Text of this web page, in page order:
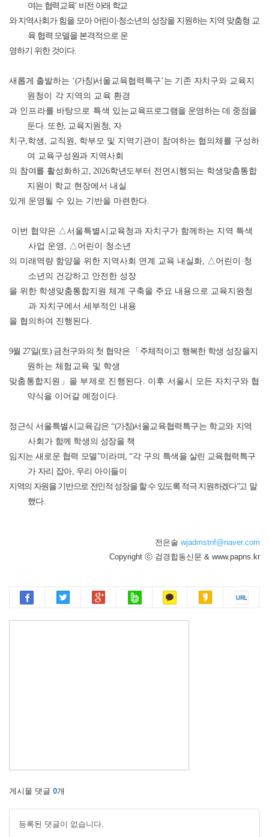
여는 협력교육’ 비전 아래 학교
와지역사회가 힘을 모아 어린이 ‧청소년의 성장을 지원하는 지역 맞춤형 교
육 협력 모델을 본격적으로 운
영하기 위한 것이다.
새롭게 출발하는 ‘(가칭)서울교육협력특구’는 기존 자치구와 교육지
원청이 각 지역의 교육 환경
과 인프라를 바탕으로 특색 있는 교육프로그램을 운영하는 데 중점을
둔다. 또한, 교육지원청
자
치구 학생 교직원
학부모 및 지역기관이 참여하는 협의체를 구성하
여 교육구성원과 지역사회
의 참여를 활성화하고
, 2026학년도부터 전면 시행되는 학생맞춤통합
지원이 학교 현장에서 내실
있게 운영될 수 있는 기반을 마련한다
이번 협약은 △서울특별시교육청과 자치구가 함께하는 지역 특색
사업 운영
△ 어린이 · 청소년
의 미래역량 함양을 위한 지역사회 연계 교육 내실화
△ 어린이 · 청
소년의 건강하고 안전한 성장
을 위한 학생맞춤통합지원 체계 구축을 주요 내용으로 교육지원청
과 자치구에서 세부적인 내용
을 협의하여 진행된다
9월 27일(토) 금천구와의 첫 협약은 「 주체적이고 행복한 학생 성장을지
원하는 체험교육 및 학생
맞춤통합지원 」 을 부제로 진행된다 이후 서울시
모든 자치구와 협
약식을 이어갈 예정이다
정근식 서울특별시교육감은“(가칭)서울교육협력특구는 학교와 지역
사회가 함께 학생의 성장을 책
임지는 새로운 협력 모델”이라며 ,“각 구의 특색을 살린 교육협력특구
가 자리 잡아, 우리 아이들이
지역의 자원을 기반으로 전인적 성장을 할 수 있도록 적극 지원하겠다”고 말
했다.
전은술 wjadmstnf@naver.com
Copyright ⓒ 검경합동신문 & www.papns.kr
게시물 댓글 0개
등록된 댓글이 없습니다.